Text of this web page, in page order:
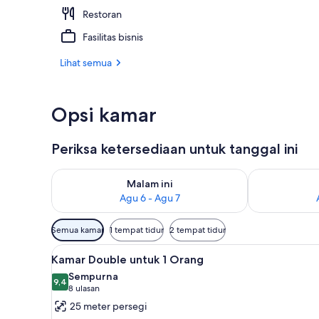
Restoran
Fasilitas bisnis
Lihat semua
Opsi kamar
Periksa ketersediaan untuk tanggal ini
Malam ini
Agu 6 - Agu 7
Periksa ketersediaan untuk malam ini Agu 6 - Agu 7
Periksa
Filter
tersedia
untuk
kamar
Semua kamar 1 tempat tidur 2 tempat tidur
Lihat
semua
foto
untuk
Meja kerja, setrika/meja
3
Kamar Double untuk 1 Orang
9,49,4 dari 10
Sempurna
8 ulasan
(8
ulasan)
25 meter persegi